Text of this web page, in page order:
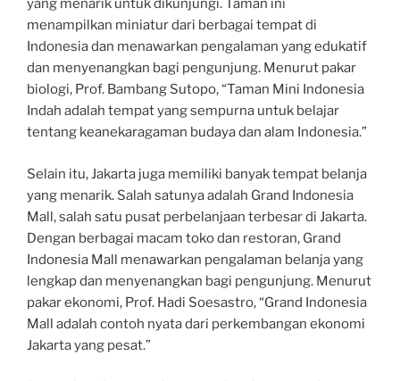
yang menarik untuk dikunjungi. Taman ini
menampilkan miniatur dari berbagai tempat di
Indonesia dan menawarkan pengalaman yang edukatif
dan menyenangkan bagi pengunjung. Menurut pakar
biologi, Prof. Bambang Sutopo, “Taman Mini Indonesia
Indah adalah tempat yang sempurna untuk belajar
tentang keanekaragaman budaya dan alam Indonesia.”
Selain itu, Jakarta juga memiliki banyak tempat belanja
yang menarik. Salah satunya adalah Grand Indonesia
Mall, salah satu pusat perbelanjaan terbesar di Jakarta.
Dengan berbagai macam toko dan restoran, Grand
Indonesia Mall menawarkan pengalaman belanja yang
lengkap dan menyenangkan bagi pengunjung. Menurut
pakar ekonomi, Prof. Hadi Soesastro, “Grand Indonesia
Mall adalah contoh nyata dari perkembangan ekonomi
Jakarta yang pesat.”